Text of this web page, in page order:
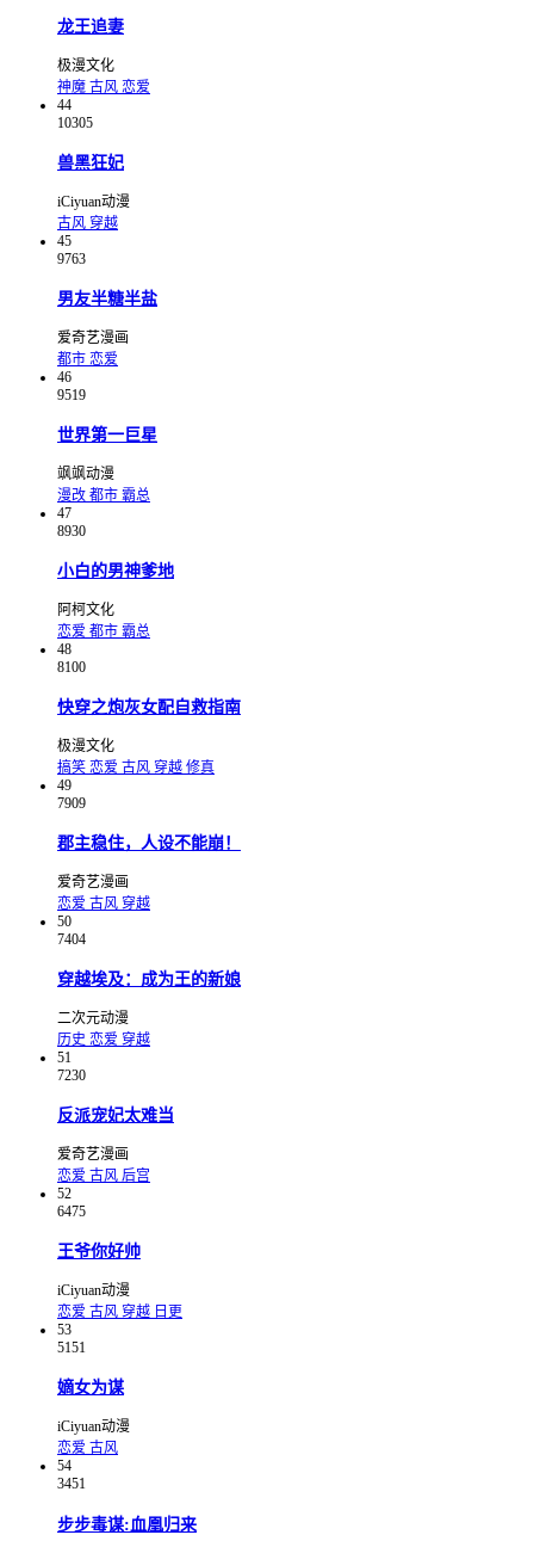
龙王追妻
极漫文化
神魔 古风 恋爱
44
10305
兽黑狂妃
iCiyuan动漫
古风 穿越
45
9763
男友半糖半盐
爱奇艺漫画
都市 恋爱
46
9519
世界第一巨星
飒飒动漫
漫改 都市 霸总
47
8930
小白的男神爹地
阿柯文化
恋爱 都市 霸总
48
8100
快穿之炮灰女配自救指南
极漫文化
搞笑 恋爱 古风 穿越 修真
49
7909
郡主稳住，人设不能崩！
爱奇艺漫画
恋爱 古风 穿越
50
7404
穿越埃及：成为王的新娘
二次元动漫
历史 恋爱 穿越
51
7230
反派宠妃太难当
爱奇艺漫画
恋爱 古风 后宫
52
6475
王爷你好帅
iCiyuan动漫
恋爱 古风 穿越 日更
53
5151
嫡女为谋
iCiyuan动漫
恋爱 古风
54
3451
步步毒谋:血凰归来